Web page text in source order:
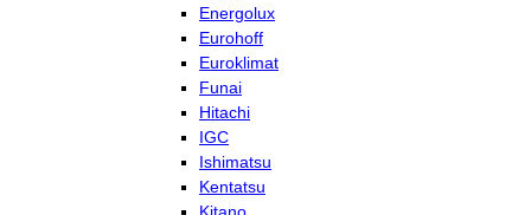
Energolux
Eurohoff
Euroklimat
Funai
Hitachi
IGC
Ishimatsu
Kentatsu